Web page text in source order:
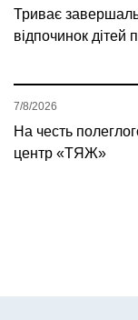
Триває
відпочинок дітей
На честь
центр «ТЯЖ»
7/8/2026